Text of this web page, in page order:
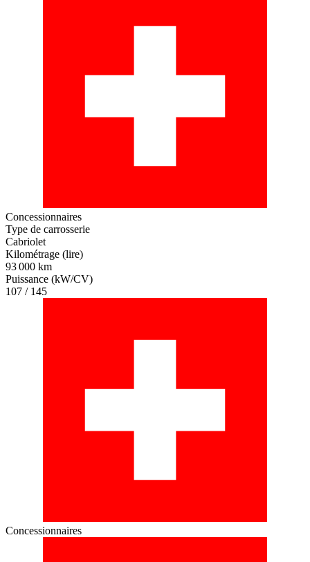
Concessionnaires
Type de carrosserie
Cabriolet
Kilométrage (lire)
93 000 km
Puissance (kW/CV)
107 / 145
Concessionnaires